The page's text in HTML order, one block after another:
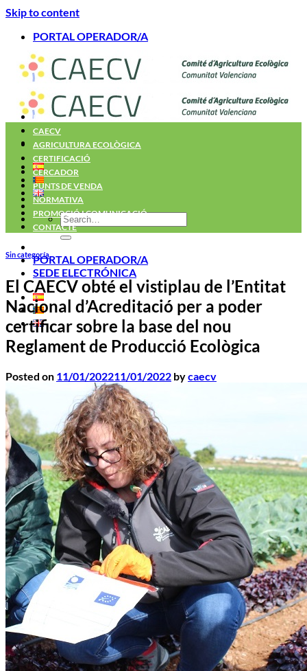
Skip to content
PORTAL OPERADOR/A
PORTAL OPERADOR/A
SEDE ELECTRÓNICA
INICI
CAECV
AGRICULTURA ECOLÒGICA
CERTIFICACIÓ
CERCADOR
PUNTS DE VENDA
NORMATIVA
PROMOCIÓ I COMUNICACIÓ
CONTACTE
Sin categoría
El CAECV obté el vistiplau de l’Entitat
Nacional d’Acreditació per a poder
certificar sobre la base del nou
Reglament de Producció Ecològica
Posted on 11/01/202211/01/2022 bycaecv